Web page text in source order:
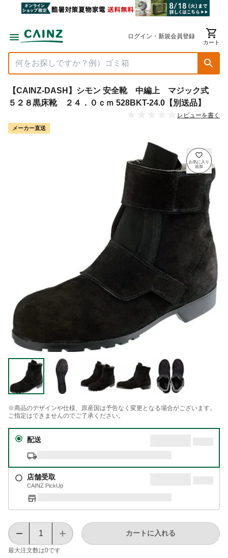
ログイン・新規会員登録
カート
【CAINZ-DASH】シモン 安全靴 中編上 マジック式
５２８黒床靴 ２４．０ｃｍ 528BKT-24.0【別送品】
レビューを書く
メーカー直送
※商品のデザインや仕様、原産国は予告なく変更となる場合がございます。
ご指定はできませんのでご了承ください。
配送
店舗受取
CAINZ PickUp
最大注文数は0です
カートに入れる